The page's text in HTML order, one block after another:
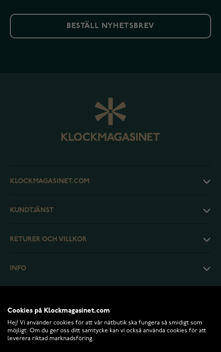
BESTÄLL NYHETSBREV
KLOCKMAGASINET.COM
KUNDTJÄNST
RETURER OCH VILLKOR
INFO
Cookies på Klockmagasinet.com
Hej! Vi använder cookies för att vår nätbutik ska fungera så smidigt som
möjligt. Om du ger oss ditt samtycke kan vi också använda cookies för att
leverera riktad marknadsföring.